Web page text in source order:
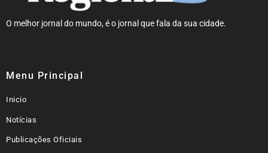
O melhor jornal do mundo, é o jornal que fala da sua cidade.
Menu Principal
Inicio
Notícias
Publicações Oficiais